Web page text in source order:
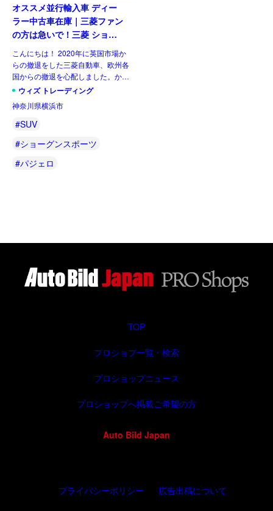
オススメ並行輸入車 ディー
ラー中古車在庫｜三菱ファン
の方は急いで！三菱 ショー
グンスポーツ(パジェロスポ
ーツ) 4 Auto 2.4D 8AT 7人
乗り 右ハンドル
こんにちは！ 2020年に英国市場か
らの撤退をした三菱自動車、欧州各
国からの撤退を心配しました。かろ
うじて、新車販売を行っている国も
のルノー キャプチャーのOEMで三
菱ASX、ルノー クリ […]
ウィズ トレーディング
神奈川県横浜市
#SUV
#ショーグンスポーツ
#パジェロ
TOP
プロショプ一覧・検索
プロショップニュース
プロショップへ掲載ご希望の方
Auto Bild Japan
プライバシーポリシー 広告出稿について